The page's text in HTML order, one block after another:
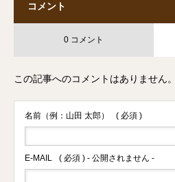
コメント
0 コメント
この記事へのコメントはありません。
名前（例：山田 太郎） ( 必須 )
E-MAIL ( 必須 ) - 公開されません -